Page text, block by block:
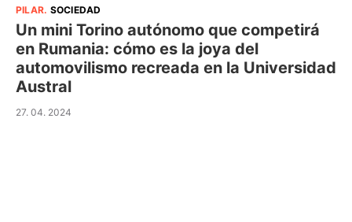
PILAR. SOCIEDAD
Un mini Torino autónomo que competirá
en Rumania: cómo es la joya del
automovilismo recreada en la Universidad
Austral
27. 04. 2024